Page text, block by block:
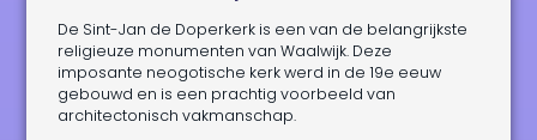
De Sint-Jan de Doperkerk is een van de belangrijkste
religieuze monumenten van Waalwijk. Deze
imposante neogotische kerk werd in de 19e eeuw
gebouwd en is een prachtig voorbeeld van
architectonisch vakmanschap.